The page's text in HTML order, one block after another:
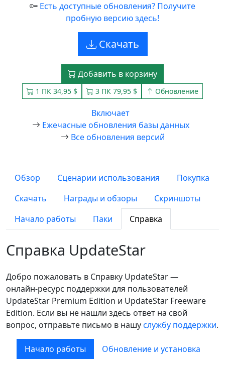
Есть доступные обновления? Получите
пробную версию здесь!
Скачать
Добавить в корзину
1 ПК 34,95 $ 3 ПК 79,95 $ Обновление
Включает
Ежечасные обновления базы данных
Все обновления версий
Обзор Сценарии использования
Покупка
Скачать
Награды и обзоры
Скриншоты
Начало работы
Паки Справка
Справка UpdateStar
Добро пожаловать в Справку UpdateStar —
онлайн‑ресурс поддержки для пользователей
UpdateStar Premium Edition и UpdateStar Freeware
Edition. Если вы не нашли здесь ответ на свой
вопрос, отправьте письмо в нашуслужбу поддержки.
Начало работы
Обновление и установка